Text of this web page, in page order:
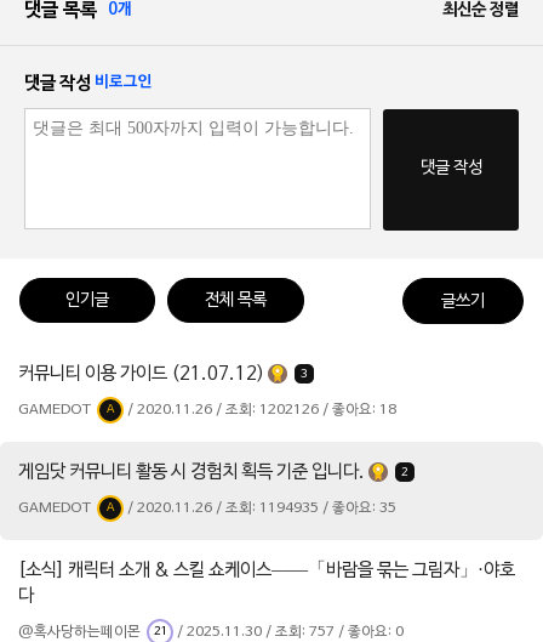
댓글 목록 0개 최신순 정렬
댓글 작성 비로그인
댓글 작성
인기글 전체 목록 글쓰기
커뮤니티 이용 가이드 (21.07.12) 3
GAMEDOT A / 2020.11.26 / 조회: 1202126 / 좋아요: 18
게임닷 커뮤니티 활동 시 경험치 획득 기준 입니다. 2
GAMEDOT A / 2020.11.26 / 조회: 1194935 / 좋아요: 35
[소식] 캐릭터 소개 & 스킬 쇼케이스——「바람을 묶는 그림자」·야호
다
@혹사당하는페이몬 21 / 2025.11.30 / 조회: 757 / 좋아요: 0